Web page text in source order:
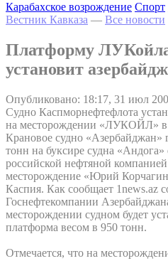
Карабахское возрождение Спорт
Вестник Кавказа — Все новости
Платформу
установит
Опубликовано: 18:17, 31 июл
Судно Каспморнефтефлота
на месторождении «ЛУКОЙЛ» в
Крановое судно «Азербайджан»
тонн на буксире судна
российской нефтяной
месторождение «Юрий
Каспия. Как сообщает 1news.az
Госнефтекомпании
месторождении судном будет
платформа весом в 950 тонн.
Отмечается, что на